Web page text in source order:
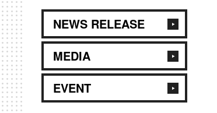
NEWS RELEASE
MEDIA
EVENT